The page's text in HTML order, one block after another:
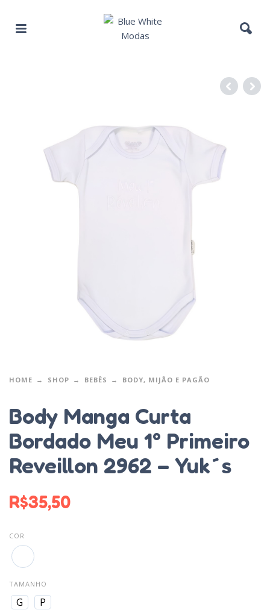
HOME SHOP BEBÊS BODY, MIJÃO E PAGÃO
Body Manga Curta
Bordado Meu 1° Primeiro
Reveillon 2962 – Yuk´s
R$35,50
COR
TAMANHO
G P